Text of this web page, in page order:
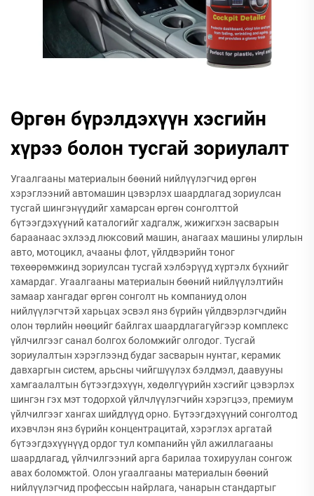
Өргөн бүрэлдэхүүн хэсгийн
хүрээ болон тусгай зориулалт
Угаалгааны материалын бөөний нийлүүлэгчид өргөн
хэрэглээний автомашин цэвэрлэх шаардлагад зориулсан
тусгай шингэнүүдийг хамарсан өргөн сонголттой
бүтээгдэхүүний каталогийг хадгалж, жижигхэн засварын
бараанаас эхлээд люксовий машин, анагаах машины улирлын
авто, мотоцикл, ачааны флот, үйлдвэрийн тоног
төхөөрөмжинд зориулсан тусгай хэлбэрүүд хүртэлх бүхнийг
хамардаг. Угаалгааны материалын бөөний нийлүүлэлтийн
замаар хангадаг өргөн сонголт нь компаниуд олон
нийлүүлэгчтэй харьцах эсвэл янз бүрийн үйлдвэрлэгчдийн
олон төрлийн нөөцийг байлгах шаардлагагүйгээр комплекс
үйлчилгээг санал болгох боломжийг олгодог. Тусгай
зориулалтын хэрэглээнд будаг засварын нунтаг, керамик
давхаргын систем, арьсны чийгшүүлэх бэлдмэл, даавууны
хамгаалалтын бүтээгдэхүүн, хөдөлгүүрийн хэсгийг цэвэрлэх
шингэн гэх мэт тодорхой үйлчлүүлэгчийн хэрэгцээ, премиум
үйлчилгээг хангах шийдлүүд орно. Бүтээгдэхүүний сонголтод
ихэвчлэн янз бүрийн концентрацитай, хэрэглэх аргатай
бүтээгдэхүүнүүд ордог тул компанийн үйл ажиллагааны
шаардлагад, үйлчилгээний арга барилаа тохируулан сонгож
авах боломжтой. Олон угаалгааны материалын бөөний
нийлүүлэгчид профессын найрлага, чанарын стандартыг